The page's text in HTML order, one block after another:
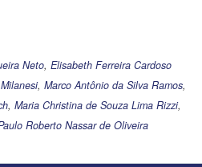
Neto, Elisabeth Ferreira Cardoso
, Marco Antônio da Silva Ramos,
, Maria Christina de Souza Lima Rizzi,
Roberto Nassar de Oliveira